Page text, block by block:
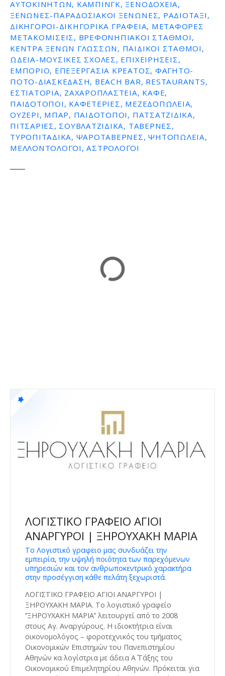
ΑΥΤΟΚΙΝΉΤΩΝ, ΚΆΜΠΙΝΓΚ, ΞΕΝΟΔΟΧΕΊΑ,
ΞΕΝΏΝΕΣ-ΠΑΡΑΔΟΣΙΑΚΟΊ ΞΕΝΏΝΕΣ, ΡΑΔΙΟΤΑΞΊ,
ΔΙΚΗΓΌΡΟΙ-ΔΙΚΗΓΟΡΙΚΆ ΓΡΑΦΕΊΑ, ΜΕΤΑΦΟΡΈΣ
ΜΕΤΑΚΟΜΊΣΕΙΣ, ΒΡΕΦΟΝΗΠΙΑΚΟΊ ΣΤΑΘΜΟΊ,
ΚΈΝΤΡΑ ΞΈΝΩΝ ΓΛΩΣΣΏΝ, ΠΑΙΔΙΚΟΊ ΣΤΑΘΜΟΊ,
ΩΔΕΊΑ-ΜΟΥΣΙΚΈΣ ΣΧΟΛΈΣ, ΕΠΙΧΕΙΡΉΣΕΙΣ,
ΕΜΠΌΡΙΟ, ΕΠΕΞΕΡΓΑΣΊΑ ΚΡΈΑΤΟΣ, ΦΑΓΗΤΌ-
ΠΟΤΌ-ΔΙΑΣΚΈΔΑΣΗ, BEACH BAR, RESTAURANTS,
ΕΣΤΙΑΤΌΡΙΑ, ΖΑΧΑΡΟΠΛΑΣΤΕΊΑ, ΚΑΦΈ,
ΠΑΙΔΌΤΟΠΟΙ, ΚΑΦΕΤΈΡΙΕΣ, ΜΕΖΕΔΟΠΩΛΕΊΑ,
ΟΥΖΕΡΊ, ΜΠΑΡ, ΠΑΙΔΌΤΟΠΟΙ, ΠΑΤΣΑΤΖΊΔΙΚΑ,
ΠΙΤΣΑΡΊΕΣ, ΣΟΥΒΛΑΤΖΊΔΙΚΑ, ΤΑΒΈΡΝΕΣ,
ΤΥΡΟΠΙΤΆΔΙΚΑ, ΨΑΡΟΤΑΒΈΡΝΕΣ, ΨΗΤΟΠΩΛΕΊΑ,
ΜΕΛΛΟΝΤΟΛΟΓΟΙ, ΑΣΤΡΟΛΌΓΟΙ
ΛΟΓΙΣΤΙΚΟ ΓΡΑΦΕΙΟ ΑΓΙΟΙ
ΑΝΑΡΓΥΡΟΙ | ΞΗΡΟΥΧΑΚΗ ΜΑΡΙΑ
Το Λογιστικό γραφειο μας συνδυάζει την
εμπειρία, την υψηλή ποιότητα των παρεχόμενων
υπηρεσιών και τον ανθρωποκεντρικό χαρακτήρα
στην προσέγγιση κάθε πελάτη ξεχωριστά.
ΛΟΓΙΣΤΙΚΟ ΓΡΑΦΕΙΟ ΑΓΙΟΙ ΑΝΑΡΓΥΡΟΙ |
ΞΗΡΟΥΧΑΚΗ ΜΑΡΙΑ. Το λογιστικό γραφείο
‘’ΞΗΡΟΥΧΑΚΗ ΜΑΡΙΑ’’ λειτουργεί από το 2008
στους Αγ. Αναργύρους. Η ιδιοκτήτρια είναι
οικονομολόγος – φοροτεχνικός του τμήματος
Οικονομικών Επιστημών του Πανεπιστημίου
Αθηνών κα λογίστρια με άδεια Α΄ Τάξης του
Οικονομικού Επιμελητηρίου Αθηνών. Πρόκειται για